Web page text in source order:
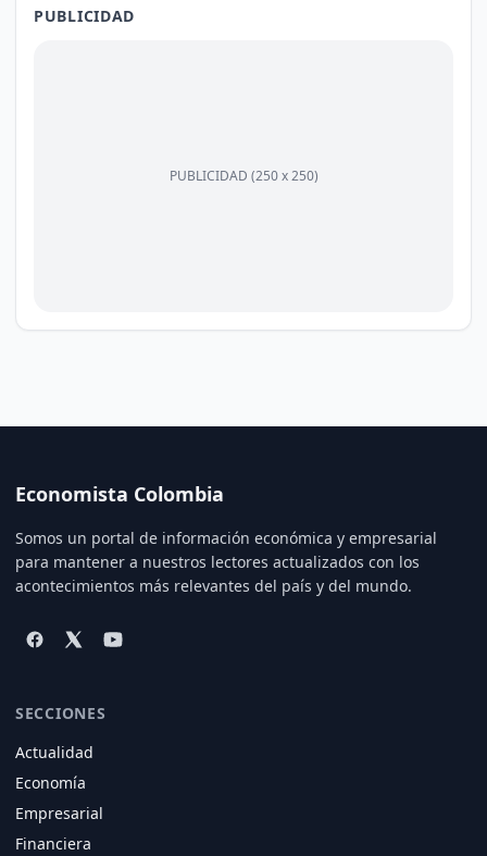
PUBLICIDAD
PUBLICIDAD (250 x 250)
Economista Colombia
Somos un portal de información económica y empresarial
para mantener a nuestros lectores actualizados con los
acontecimientos más relevantes del país y del mundo.
SECCIONES
Actualidad
Economía
Empresarial
Financiera